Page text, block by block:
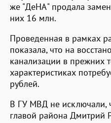
же "ДеНА" продала
них 16 млн.
Проведенная в рамках
показала, что на
канализации в прежних
характеристиках
рублей.
В ГУ МВД не исключали,
главой района Дмитрий